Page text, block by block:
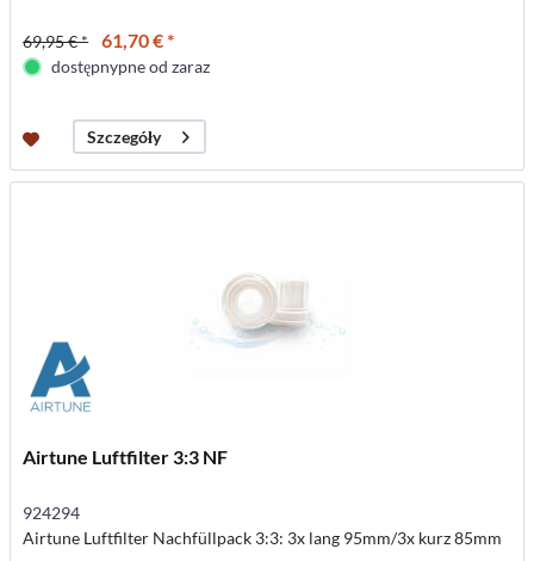
69,95 € * 61,70 € *
dostępnypne od zaraz
Szczegóły
Airtune Luftfilter 3:3 NF
924294
Airtune Luftfilter Nachfüllpack 3:3: 3x lang 95mm/3x kurz 85mm